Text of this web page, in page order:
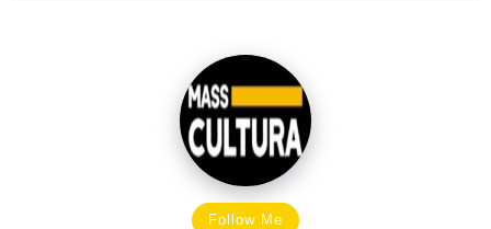
Follow Me